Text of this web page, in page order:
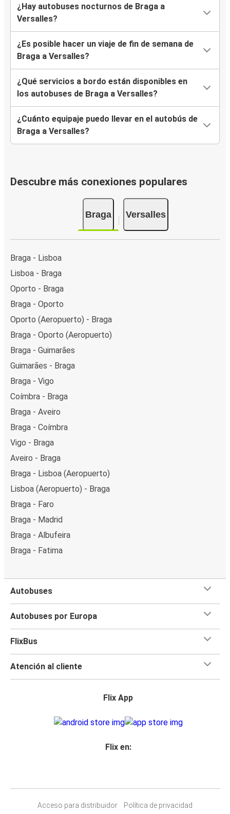
¿Hay autobuses nocturnos de Braga a
Versalles?
¿Es posible hacer un viaje de fin de semana de
Braga a Versalles?
¿Qué servicios a bordo están disponibles en
los autobuses de Braga a Versalles?
¿Cuánto equipaje puedo llevar en el autobús de
Braga a Versalles?
Descubre más conexiones populares
Braga Versalles
Braga - Lisboa
Lisboa - Braga
Oporto - Braga
Braga - Oporto
Oporto (Aeropuerto) - Braga
Braga - Oporto (Aeropuerto)
Braga - Guimarães
Guimarães - Braga
Braga - Vigo
Coímbra - Braga
Braga - Aveiro
Braga - Coímbra
Vigo - Braga
Aveiro - Braga
Braga - Lisboa (Aeropuerto)
Lisboa (Aeropuerto) - Braga
Braga - Faro
Braga - Madrid
Braga - Albufeira
Braga - Fatima
Autobuses
Autobuses por Europa
FlixBus
Atención al cliente
Flix App
Flix en:
Acceso para distribuidor
Política de privacidad